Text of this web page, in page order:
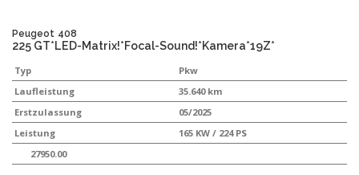
Peugeot 408
225 GT*LED-Matrix!*Focal-Sound!*Kamera*19Z*
Typ
Pkw
Laufleistung
35.640 km
Erstzulassung
05/2025
Leistung
165 KW / 224 PS
27950.00